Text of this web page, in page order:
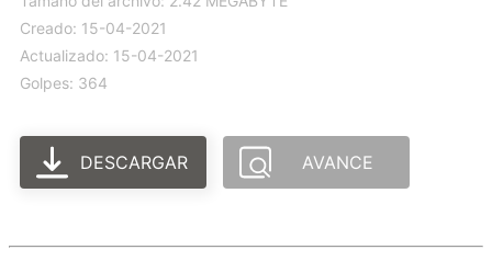
Creado: 15-04-2021
Actualizado: 15-04-2021
Golpes: 364
DESCARGAR AVANCE